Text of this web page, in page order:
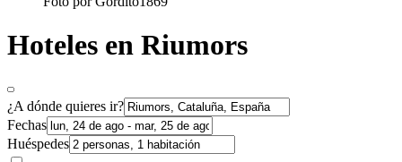
Hoteles en Riumors
¿A dónde quieres ir?
Fechas
Huéspedes